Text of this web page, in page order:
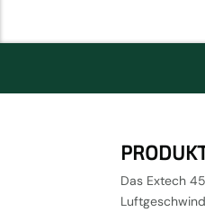
Das Extech